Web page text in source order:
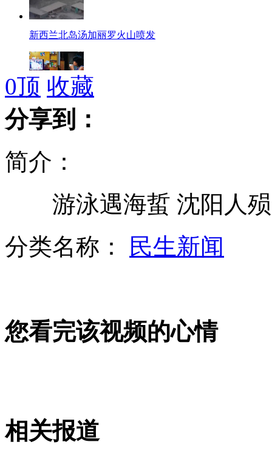
新西兰北岛汤加丽罗火山喷发
美女邻居半夜敲门 原来为了唠孙杨
监拍上海保安勇救落水少年
0顶 收藏
分享到：
简介：
游泳遇海蜇 沈阳人殒
分类名称：
民生新闻
您看完该视频的心情
相关报道